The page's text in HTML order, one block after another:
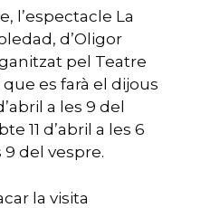
l’espectacle La
d’Oligor
pel Teatre
es farà el dijous
a les 9 del
11 d’abril a les 6
9 del vespre.
la visita